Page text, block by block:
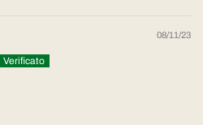
08/11/23